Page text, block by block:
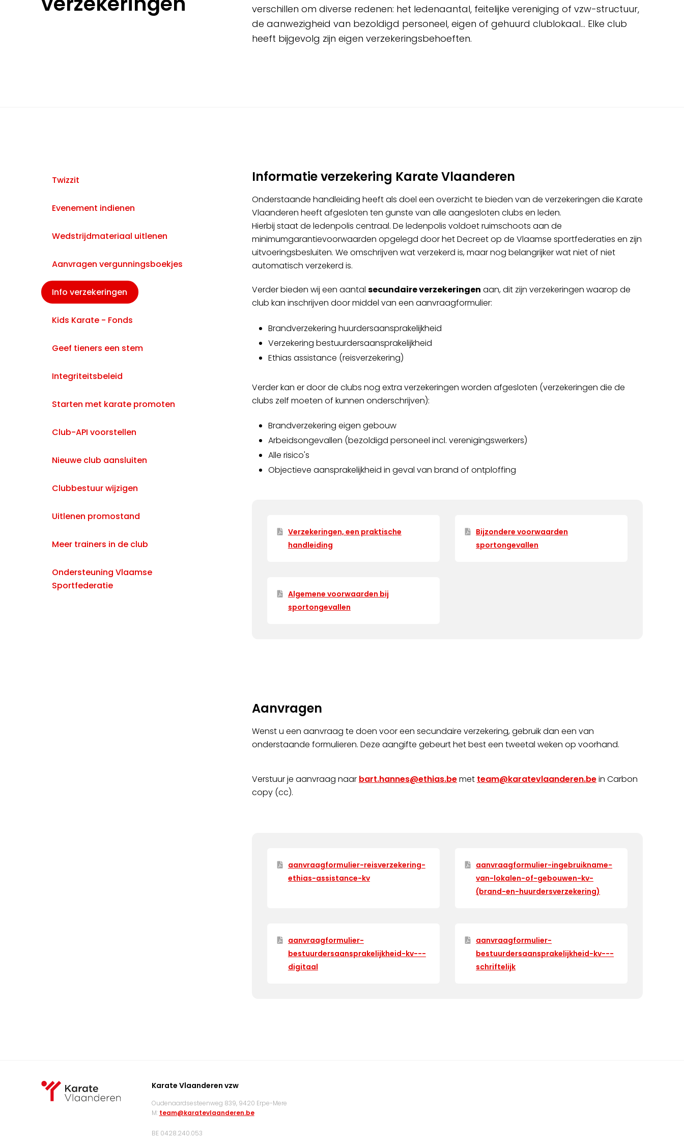
verschillen om diverse redenen: het ledenaantal, feitelijke vereniging of vzw-structuur,
de aanwezigheid van bezoldigd personeel, eigen of gehuurd clublokaal... Elke club
heeft bijgevolg zijn eigen verzekeringsbehoeften.
Twizzit
Evenement indienen
Wedstrijdmateriaal uitlenen
Aanvragen vergunningsboekjes
Info verzekeringen
Kids Karate - Fonds
Geef tieners een stem
Integriteitsbeleid
Starten met karate promoten
Club-API voorstellen
Nieuwe club aansluiten
Clubbestuur wijzigen
Uitlenen promostand
Meer trainers in de club
Ondersteuning Vlaamse
Sportfederatie
Informatie verzekering Karate Vlaanderen
Onderstaande handleiding heeft als doel een overzicht te bieden van de verzekeringen die Karate
Vlaanderen heeft afgesloten ten gunste van alle aangesloten clubs en leden.
Hierbij staat de ledenpolis centraal. De ledenpolis voldoet ruimschoots aan de
minimumgarantievoorwaarden opgelegd door het Decreet op de Vlaamse sportfederaties en zijn
uitvoeringsbesluiten. We omschrijven wat verzekerd is, maar nog belangrijker wat niet of niet
automatisch verzekerd is.
Verder bieden wij een aantal secundaire verzekeringen aan, dit zijn verzekeringen waarop de
club kan inschrijven door middel van een aanvraagformulier:
Brandverzekering huurdersaansprakelijkheid
Verzekering bestuurdersaansprakelijkheid
Ethias assistance (reisverzekering)
Verder kan er door de clubs nog extra verzekeringen worden afgesloten (verzekeringen die de
clubs zelf moeten of kunnen onderschrijven):
Brandverzekering eigen gebouw
Arbeidsongevallen (bezoldigd personeel incl. verenigingswerkers)
Alle risico's
Objectieve aansprakelijkheid in geval van brand of ontploffing
Verzekeringen, een praktische
handleiding
Bijzondere voorwaarden
sportongevallen
Algemene voorwaarden bij
sportongevallen
Aanvragen
Wenst u een aanvraag te doen voor een secundaire verzekering, gebruik dan een van
onderstaande formulieren. Deze aangifte gebeurt het best een tweetal weken op voorhand.
Verstuur je aanvraag naar bart.hannes@ethias.bemet team@karatevlaanderen.bein Carbon
copy (cc).
aanvraagformulier-reisverzekering-
ethias-assistance-kv
aanvraagformulier-ingebruikname-
van-lokalen-of-gebouwen-kv-
(brand-en-huurdersverzekering)
aanvraagformulier-
bestuurdersaansprakelijkheid-kv---
digitaal
aanvraagformulier-
bestuurdersaansprakelijkheid-kv---
schriftelijk
Karate Vlaanderen vzw
Oudenaardsesteenweg 839, 9420 Erpe-Mere
M: team@karatevlaanderen.be
BE 0428.240.053